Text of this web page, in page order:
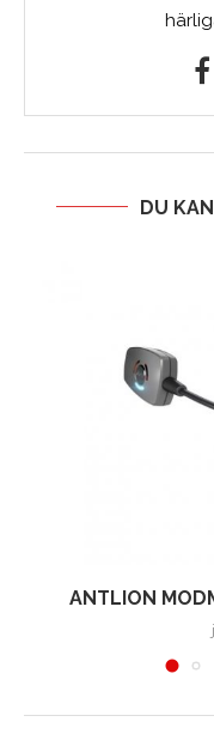
DU
ANTLION